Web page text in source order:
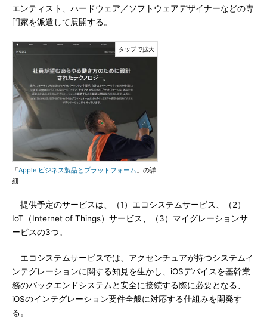
エンティスト、ハードウェア／ソフトウェアデザイナーなどの専
門家を派遣して展開する。
「Apple ビジネス製品とプラットフォーム 」の詳
細
提供予定のサービスは、（1）エコシステムサービス、（2）
IoT（Internet of Things）サービス、（3）マイグレーションサ
ービスの3つ。
エコシステムサービスでは、アクセンチュアが持つシステムイ
ンテグレーションに関する知見を生かし、iOSデバイスを基幹業
務のバックエンドシステムと安全に接続する際に必要となる、
iOSのインテグレーション要件全般に対応する仕組みを開発す
る。